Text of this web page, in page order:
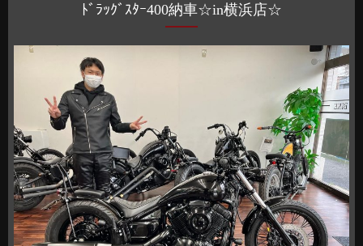
ﾄﾞﾗｯｸﾞｽﾀｰ400納車☆in横浜店☆